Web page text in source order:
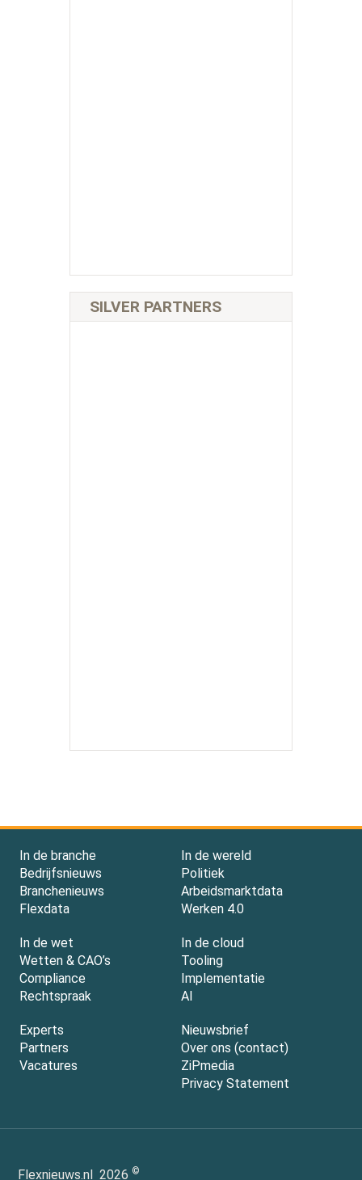
SILVER PARTNERS
In de branche
Bedrijfsnieuws
Branchenieuws
Flexdata
In de wereld
Politiek
Arbeidsmarktdata
Werken 4.0
In de wet
Wetten & CAO’s
Compliance
Rechtspraak
In de cloud
Tooling
Implementatie
AI
Experts
Partners
Vacatures
Nieuwsbrief
Over ons (contact)
ZiPmedia
Privacy Statement
Flexnieuws.nl 2026 ©